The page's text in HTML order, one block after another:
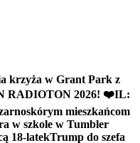
krzyża w Grant Park z
RADIOTON 2026! ❤️IL:
mieszkańcom
w szkole w Tumbler
18-latekTrump do szefa